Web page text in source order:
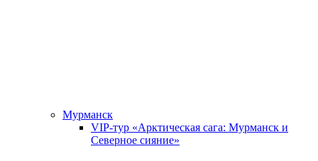
Мурманск
VIP-тур «Арктическая сага: Мурманск и
Северное сияние»